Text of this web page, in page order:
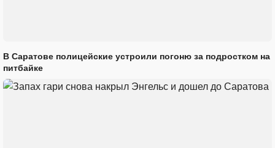
В Саратове полицейские устроили погоню за подростком на
питбайке